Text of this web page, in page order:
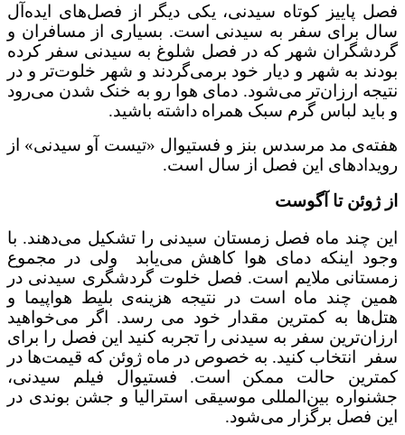
فصل پاییز کوتاه سیدنی، یکی دیگر از فصل‌های ایده‌آل
سال برای سفر به سیدنی است. بسیاری از مسافران و
گردشگران شهر که در فصل شلوغ به سیدنی سفر کرده
بودند به شهر و دیار خود برمی‌گردند و شهر خلوت‌تر و در
نتیجه ارزان‌تر می‌شود. دمای هوا رو به خنک شدن می‌رود
و باید لباس گرم سبک همراه داشته باشید.
هفته‌ی مد مرسدس بنز و فستیوال «تیست آو سیدنی» از
رویدادهای این فصل از سال است.
از ژوئن تا آگوست
این چند ماه فصل زمستان سیدنی را تشکیل می‌دهند. با
وجود اینکه دمای هوا کاهش می‌یابد ولی در مجموع
زمستانی ملایم است. فصل خلوت گردشگری سیدنی در
همین چند ماه است در نتیجه هزینه‌ی بلیط هواپیما و
هتل‌ها به کمترین مقدار خود می رسد. اگر می‌خواهید
ارزان‌ترین سفر به سیدنی را تجربه کنید این فصل را برای
سفر انتخاب کنید. به خصوص در ماه ژوئن که قیمت‌ها در
کمترین حالت ممکن است. فستیوال فیلم سیدنی،
جشنواره بین‌المللی موسیقی استرالیا و جشن بوندی در
این فصل برگزار می‌شود.